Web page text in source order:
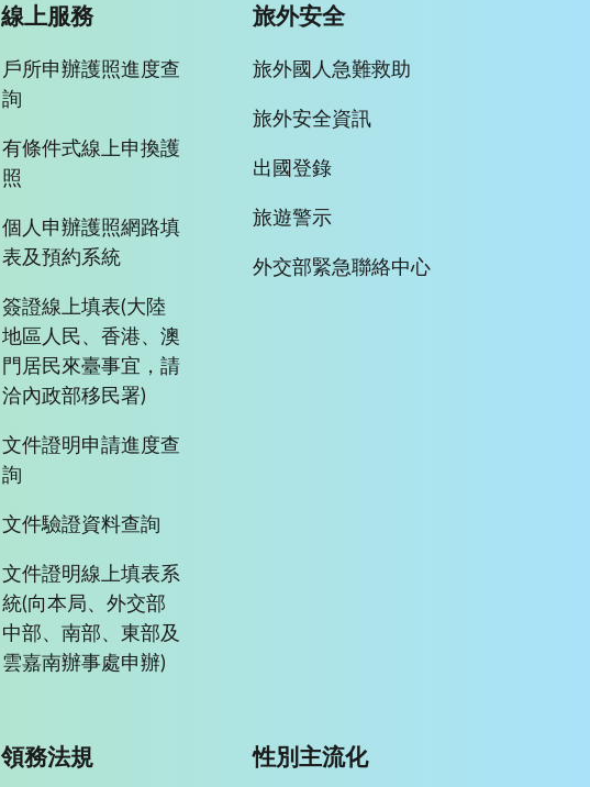
線上服務
戶所申辦護照進度查
詢
有條件式線上申換護
照
個人申辦護照網路填
表及預約系統
簽證線上填表(大陸
地區人民、香港、澳
門居民來臺事宜，請
洽內政部移民署)
文件證明申請進度查
詢
文件驗證資料查詢
文件證明線上填表系
統(向本局、外交部
中部、南部、東部及
雲嘉南辦事處申辦)
旅外安全
旅外國人急難救助
旅外安全資訊
出國登錄
旅遊警示
外交部緊急聯絡中心
領務法規 性別主流化